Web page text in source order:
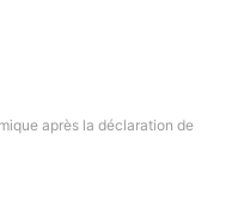
après la déclaration de